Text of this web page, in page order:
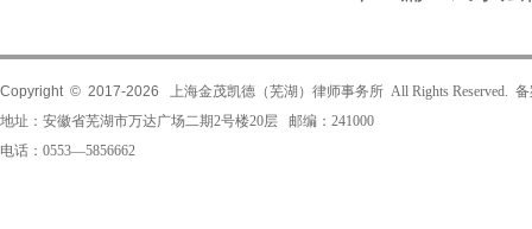
Copyright © 2017-2026
上海金茂凯德（芜湖）律师事务所 All Rights Reserved.
地址：安徽省芜湖市万达广场二期2号楼20层 邮编：241000
电话：0553—5856662